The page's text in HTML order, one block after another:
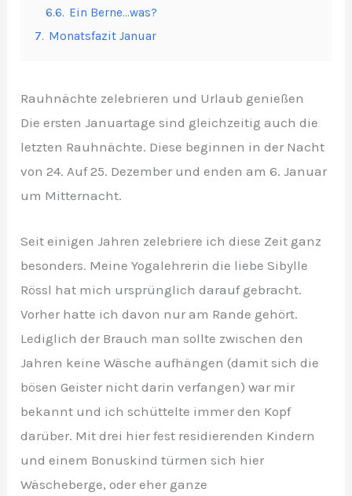
6.6. Ein Berne…was?
7. Monatsfazit Januar
Rauhnächte zelebrieren und Urlaub genießen
Die ersten Januartage sind gleichzeitig auch die
letzten Rauhnächte. Diese beginnen in der Nacht
von 24. Auf 25. Dezember und enden am 6. Januar
um Mitternacht.
Seit einigen Jahren zelebriere ich diese Zeit ganz
besonders. Meine Yogalehrerin die liebe Sibylle
Rössl hat mich ursprünglich darauf gebracht.
Vorher hatte ich davon nur am Rande gehört.
Lediglich der Brauch man sollte zwischen den
Jahren keine Wäsche aufhängen (damit sich die
bösen Geister nicht darin verfangen) war mir
bekannt und ich schüttelte immer den Kopf
darüber. Mit drei hier fest residierenden Kindern
und einem Bonuskind türmen sich hier
Wäscheberge, oder eher ganze